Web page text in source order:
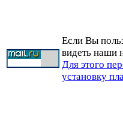
Если Вы
видеть наши
Для этого
установку